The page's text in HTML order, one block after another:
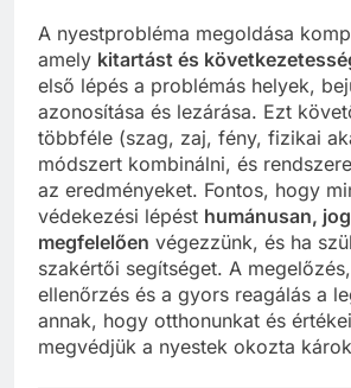
A nyestprobléma megoldása
amely kitartást és
első lépés a problémás helyek,
azonosítása és lezárása. Ezt
többféle (szag, zaj, fény, fizikai
módszert kombinálni, és
az eredményeket. Fontos, hogy
védekezési lépést humánusan,
megfelelően végezzünk, és ha
szakértői segítséget. A
ellenőrzés és a gyors reagálás a
annak, hogy otthonunkat és
megvédjük a nyestek okozta